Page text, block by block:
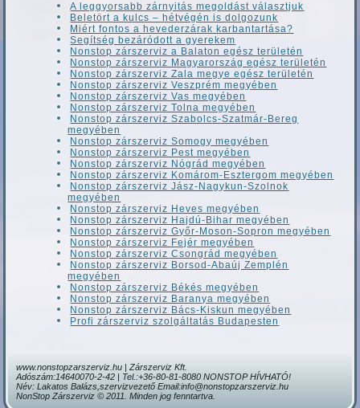
A leggyorsabb zárnyitás megoldást választjuk
Beletört a kulcs – hétvégén is dolgozunk
Miért fontos a hevederzárak karbantartása?
Segítség bezáródott a gyerekem
Nonstop zárszerviz a Balaton egész területén
Nonstop zárszerviz Magyarország egész területén
Nonstop zárszerviz Zala megye egész területén
Nonstop zárszerviz Veszprém megyében
Nonstop zárszerviz Vas megyében
Nonstop zárszerviz Tolna megyében
Nonstop zárszerviz Szabolcs-Szatmár-Bereg
megyében
Nonstop zárszerviz Somogy megyében
Nonstop zárszerviz Pest megyében
Nonstop zárszerviz Nógrád megyében
Nonstop zárszerviz Komárom-Esztergom megyében
Nonstop zárszerviz Jász-Nagykun-Szolnok
megyében
Nonstop zárszerviz Heves megyében
Nonstop zárszerviz Hajdú-Bihar megyében
Nonstop zárszerviz Győr-Moson-Sopron megyében
Nonstop zárszerviz Fejér megyében
Nonstop zárszerviz Csongrád megyében
Nonstop zárszerviz Borsod-Abaúj Zemplén
megyében
Nonstop zárszerviz Békés megyében
Nonstop zárszerviz Baranya megyében
Nonstop zárszerviz Bács-Kiskun megyében
Profi zárszerviz szolgáltatás Budapesten
www.nonstopzarszerviz.hu | Zárszerviz Kft.
Adószám:14640070-2-42 | Tel.:+36-80-81-8080 NONSTOP HÍVHATÓ!
Név: Lakatos Balázs,szervizvezető Email:info@nonstopzarszerviz.hu
NonStop Zárszerviz © 2011. Minden jog fenntartva.